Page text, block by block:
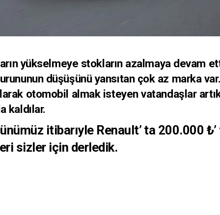
yükselmeye stokların azalmaya devam
düşüşünü yansıtan çok az marka
otomobil almak isteyen vatandaşlar
kaldılar.
itibarıyle Renault’ ta 200.000
sizler için derledik.